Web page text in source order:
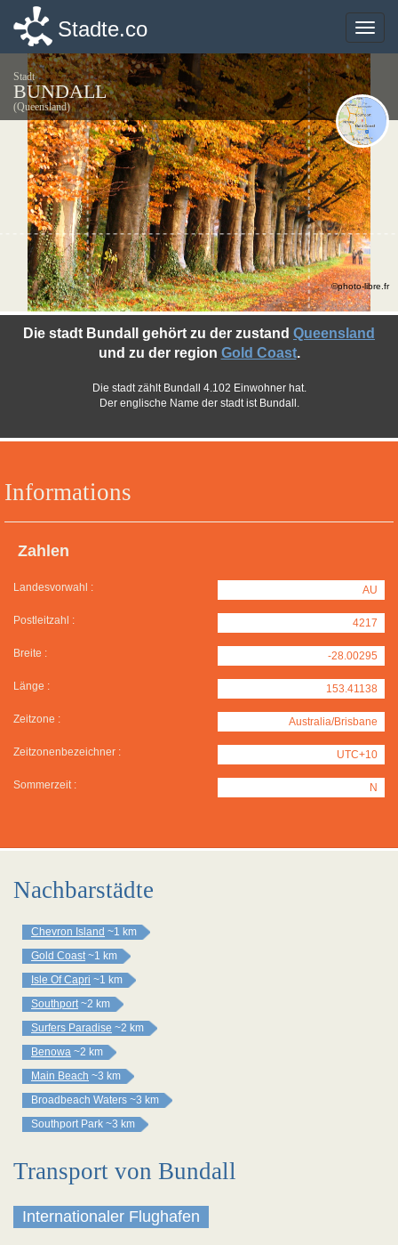
Toggle
Stadte.co
Stadt
BUNDALL
(Queensland)
Informations
Zahlen
Landesvorwahl : AU
Postleitzahl : 4217
Breite : -28.00295
Länge : 153.41138
Zeitzone : Australia/Brisbane
Zeitzonenbezeichner : UTC+10
Sommerzeit : N
Die stadt Bundall gehört zu der zustand Queensland
und zu der region Gold Coast.
Die stadt zählt Bundall 4.102 Einwohner hat.
Der englische Name der stadt ist Bundall.
©photo-libre.fr
Nachbarstädte
Chevron Island ~1 km
Gold Coast ~1 km
Isle Of Capri ~1 km
Southport ~2 km
Surfers Paradise ~2 km
Benowa ~2 km
Main Beach ~3 km
Broadbeach Waters ~3 km
Southport Park ~3 km
Transport von Bundall
Internationaler Flughafen
Toggle
Stadte.co